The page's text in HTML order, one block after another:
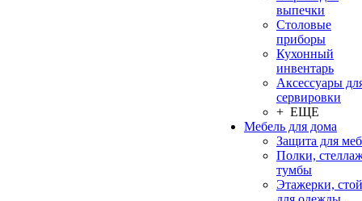
выпечки
Столовые
приборы
Кухонный
инвентарь
Аксессуары
сервировки
+ ЕЩЕ
Мебель для дома
Защита для
Полки,
тумбы
Этажерки,